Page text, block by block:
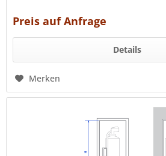
Preis auf Anfrage
Details
Merken